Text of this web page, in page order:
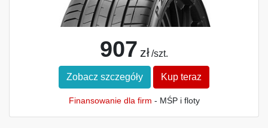
907 zł /szt.
Zobacz szczegóły Kup teraz
Finansowanie dla firm - MŚP i floty